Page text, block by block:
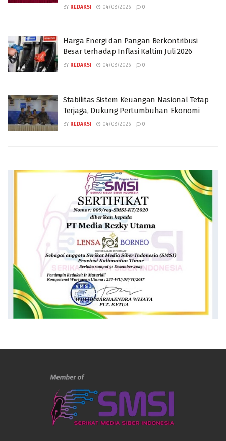
BY REDAKSI 04/08/2026 0
Harga Energi dan Pangan Berkontribusi
Besar terhadap Inflasi Kaltim Juli 2026
BY REDAKSI 04/08/2026 0
Stabilitas Sistem Keuangan Nasional Tetap
Terjaga, Dukung Pertumbuhan Ekonomi
BY REDAKSI 04/08/2026 0